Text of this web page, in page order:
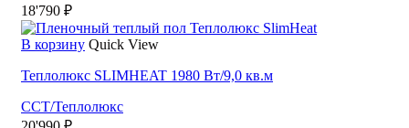
18'790 ₽
В корзину Quick View
Теплолюкс SLIMHEAT 1980 Вт/9,0 кв.м
ССТ/Теплолюкс